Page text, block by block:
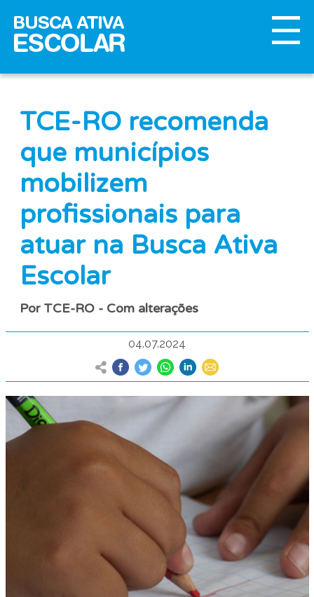
TCE-RO recomenda
que municípios
mobilizem
profissionais para
atuar na Busca Ativa
Escolar
Por TCE-RO - Com alterações
04.07.2024